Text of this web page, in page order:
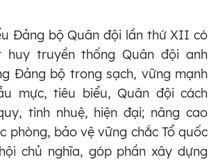
Đảng bộ Quân đội lần thứ XII có
huy truyền thống Quân đội anh
Đảng bộ trong sạch, vững mạnh
mực, tiêu biểu, Quân đội cách
tinh nhuệ, hiện đại; nâng cao
phòng, bảo vệ vững chắc Tổ quốc
chủ nghĩa, góp phần xây dựng